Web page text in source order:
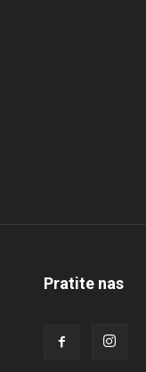
Pratite nas